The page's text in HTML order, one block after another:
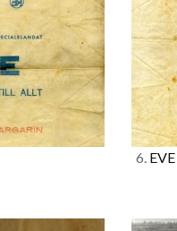
6.EVE